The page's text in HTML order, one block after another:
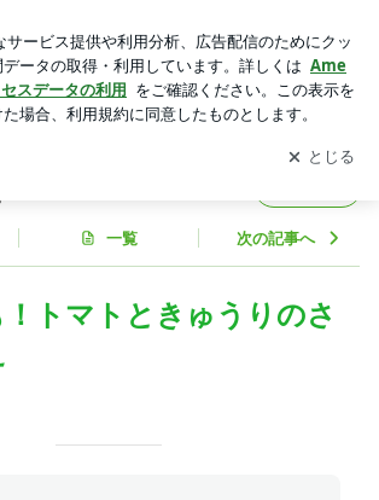
んのスマイルキッチン」 Powered by Ame
ードして ブログの更新通知
を受け取りまし
開く
一覧 次の記事へ
トマトときゅうりのさ